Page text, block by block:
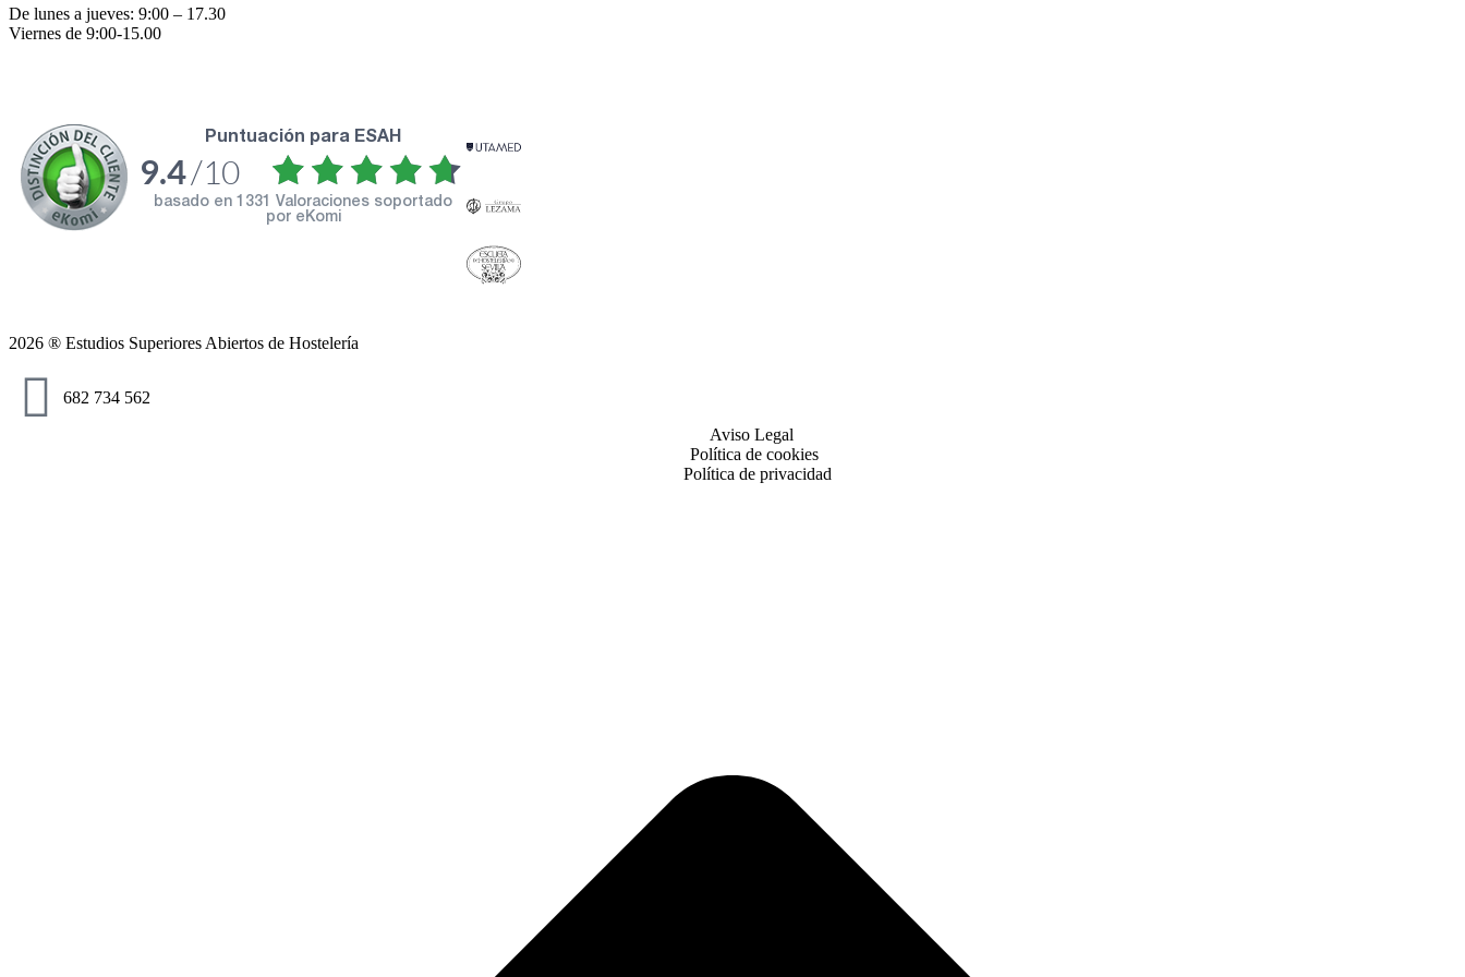
De lunes a jueves: 9:00 – 17.30
Viernes de 9:00-15.00
puntuación para ESAH
9.4/10
basado en 1331 Valoraciones soportado
por eKomi
2026 ® Estudios Superiores Abiertos de Hostelería
682 734 562
Aviso Legal
Política de cookies
Política de privacidad